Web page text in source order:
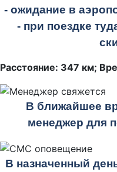
- ожидание в
- при поездке
Расстояние: 347 км;
В ближайшее
менеджер для
В назначенный